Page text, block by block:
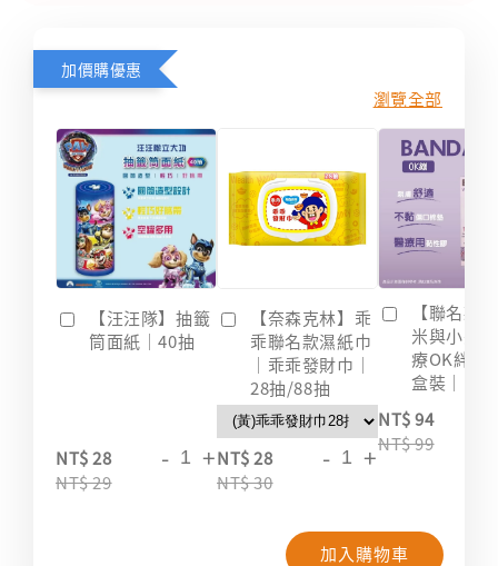
加價購優惠
瀏覽全部
【汪汪隊】抽籤
筒面紙｜40抽
NT$ 28
NT$ 29
- +
【奈森克林】乖
乖聯名款濕紙巾
｜乖乖發財巾｜
28抽/88抽
NT$ 28
NT$ 30
- +
【聯名款
米與小惡
療OK絆｜
盒裝｜台
NT$ 94
NT$ 99
加入購物車